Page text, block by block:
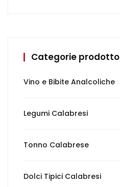
Categorie prodotto
Vino e Bibite Analcoliche
Legumi Calabresi
Tonno Calabrese
Dolci Tipici Calabresi